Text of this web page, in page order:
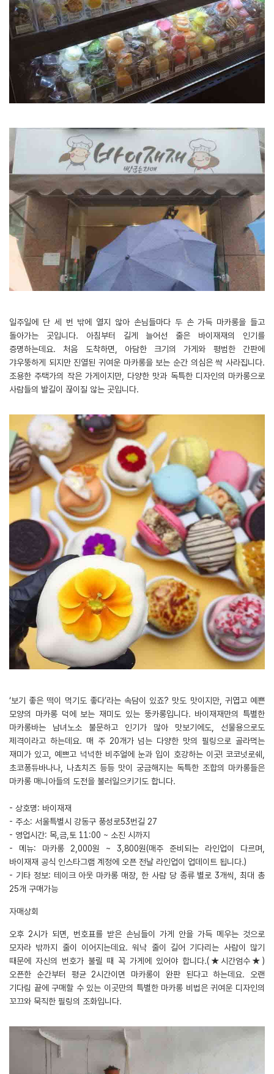
일주일에 단 세 번 밖에 열지 않아 손님들마다 두 손 가득 마카롱을 들고
돌아가는 곳입니다. 아침부터 길게 늘어선 줄은 바이재재의 인기를
증명하는데요. 처음 도착하면, 아담한 크기의 가게와 평범한 간판에
갸우뚱하게 되지만 진열된 귀여운 마카롱을 보는 순간 의심은 싹 사라집니다.
조용한 주택가의 작은 가게이지만, 다양한 맛과 독특한 디자인의 마카롱으로
사람들의 발길이 끊이질 않는 곳입니다.
‘보기 좋은 떡이 먹기도 좋다’라는 속담이 있죠? 맛도 맛이지만, 귀엽고 예쁜
모양의 마카롱 덕에 보는 재미도 있는 뚱카롱입니다. 바이재재만의 특별한
마카롱바는 남녀노소 불문하고 인기가 많아 맛보기에도, 선물용으로도
제격이라고 하는데요. 매 주 20개가 넘는 다양한 맛의 필링으로 골라먹는
재미가 있고, 예쁘고 넉넉한 비주얼에 눈과 입이 호강하는 이곳! 코코넛로쉐,
초코퐁듀바나나, 나쵸치즈 등등 맛이 궁금해지는 독특한 조합의 마카롱들은
마카롱 매니아들의 도전을 불러일으키기도 합니다.
- 상호명: 바이재재
- 주소: 서울특별시 강동구 풍성로53번길 27
- 영업시간: 목,금,토 11:00 ~ 소진 시까지
- 메뉴: 마카롱 2,000원 ~ 3,800원(매주 준비되는 라인업이 다르며,
바이재재 공식 인스타그램 계정에 오픈 전날 라인업이 업데이트 됩니다.)
- 기타 정보: 테이크 아웃 마카롱 매장, 한 사람 당 종류 별로 3개씩, 최대 총
25개 구매가능
자매상회
오후 2시가 되면, 번호표를 받은 손님들이 가게 안을 가득 메우는 것으로
모자라 밖까지 줄이 이어지는데요. 워낙 줄이 길어 기다리는 사람이 많기
때문에 자신의 번호가 불릴 때 꼭 가게에 있어야 합니다.(★시간엄수★)
오픈한 순간부터 평균 2시간이면 마카롱이 완판 된다고 하는데요. 오랜
기다림 끝에 구매할 수 있는 이곳만의 특별한 마카롱 비법은 귀여운 디자인의
꼬끄와 묵직한 필링의 조화입니다.